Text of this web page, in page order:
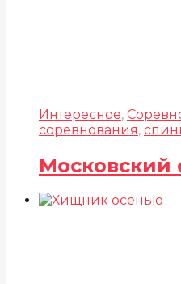
Интересное,
соревнования,
Московский